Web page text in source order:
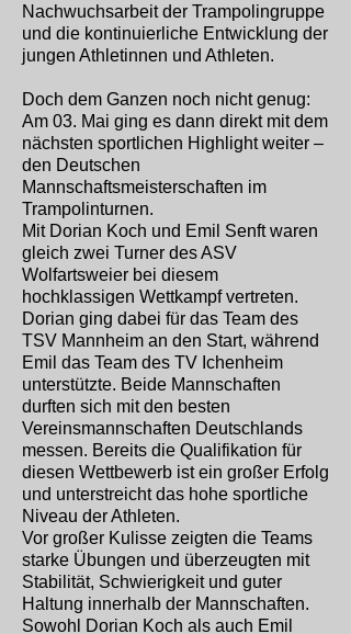
Nachwuchsarbeit der Trampolingruppe
und die kontinuierliche Entwicklung der
jungen Athletinnen und Athleten.
Doch dem Ganzen noch nicht genug:
Am 03. Mai ging es dann direkt mit dem
nächsten sportlichen Highlight weiter –
den Deutschen
Mannschaftsmeisterschaften im
Trampolinturnen.
Mit Dorian Koch und Emil Senft waren
gleich zwei Turner des ASV
Wolfartsweier bei diesem
hochklassigen Wettkampf vertreten.
Dorian ging dabei für das Team des
TSV Mannheim an den Start, während
Emil das Team des TV Ichenheim
unterstützte. Beide Mannschaften
durften sich mit den besten
Vereinsmannschaften Deutschlands
messen. Bereits die Qualifikation für
diesen Wettbewerb ist ein großer Erfolg
und unterstreicht das hohe sportliche
Niveau der Athleten.
Vor großer Kulisse zeigten die Teams
starke Übungen und überzeugten mit
Stabilität, Schwierigkeit und guter
Haltung innerhalb der Mannschaften.
Sowohl Dorian Koch als auch Emil